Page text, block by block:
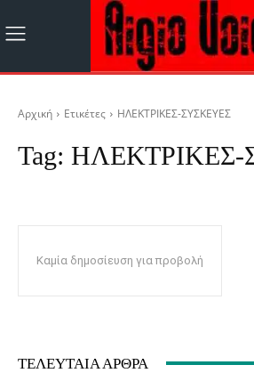
Αρχική Ετικέτες ΗΛΕΚΤΡΙΚΕΣ-ΣΥΣΚΕΥΕΣ
Tag:
Καμία δημοσίευση για προβολή
ΤΕΛΕΥΤΑΊΑ ΆΡΘΡΑ